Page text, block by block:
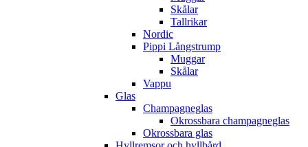
Skålar
Tallrikar
Nordic
Pippi Långstrump
Muggar
Skålar
Vappu
Glas
Champagneglas
Okrossbara champagneglas
Okrossbara glas